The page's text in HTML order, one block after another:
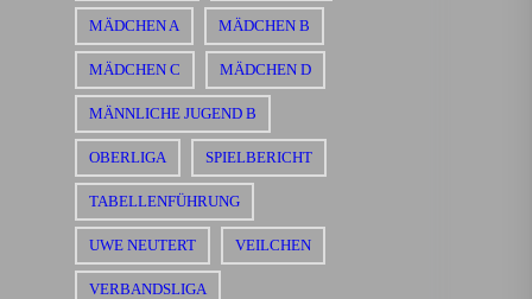
MÄDCHEN A MÄDCHEN B
MÄDCHEN C MÄDCHEN D
MÄNNLICHE JUGEND B
OBERLIGA SPIELBERICHT
TABELLENFÜHRUNG
UWE NEUTERT VEILCHEN
VERBANDSLIGA